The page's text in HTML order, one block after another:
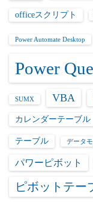
officeスクリプト
Power Automate Desktop
Power
SUMX VBA
カレンダーテーブル
テーブル データ
パワーピボット
ピボットテー